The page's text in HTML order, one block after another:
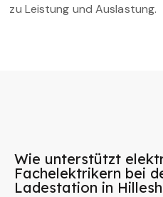
zu Leistung und Auslastung.
Wie unterstützt
Fachelektrikern bei
Ladestation in